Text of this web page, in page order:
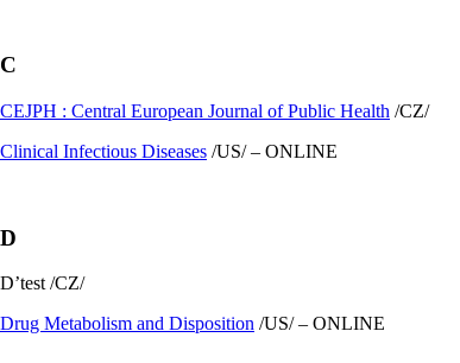
C
CEJPH : Central European Journal of Public Health /CZ/
Clinical Infectious Diseases /US/ – ONLINE
D
D’test /CZ/
Drug Metabolism and Disposition /US/ – ONLINE